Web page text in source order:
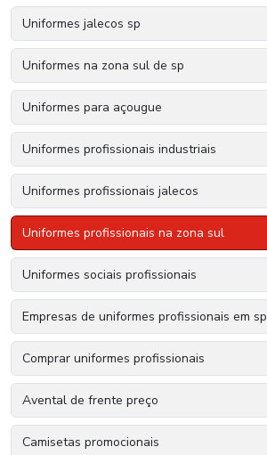
Uniformes jalecos sp
Uniformes na zona sul de sp
Uniformes para açougue
Uniformes profissionais industriais
Uniformes profissionais jalecos
Uniformes profissionais na zona sul
Uniformes sociais profissionais
Empresas de uniformes profissionais em sp
Comprar uniformes profissionais
Avental de frente preço
Camisetas promocionais